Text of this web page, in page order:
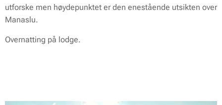
utforske men høydepunktet er den enestående utsikten over
Manaslu.
Overnatting på lodge.